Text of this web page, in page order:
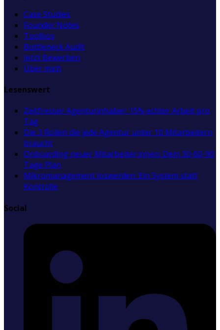
Case Studies
Founder Notes
Toolbox
Bottleneck Audit
Jetzt Bewerben
Über mich
Lesenswert
Zeitfresser Agenturinhaber: 15% echter Arbeit pro
Tag
Die 3 Rollen die jede Agentur unter 10 Mitarbeitern
braucht
Onboarding neuer Mitarbeiter:innen: Dein 30-60-90
Tage Plan
Mikromanagement loswerden: Ein System statt
Kontrolle
Social